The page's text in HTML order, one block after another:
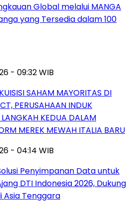
Global melalui MANGA
yang Tersedia dalam 100
- 09:32 WIB
SAHAM MAYORITAS DI
PERUSAHAAN INDUK
KEDUA DALAM
MEREK MEWAH ITALIA BARU
- 04:14 WIB
Penyimpanan Data untuk
DTI Indonesia 2026, Dukung
Asia Tenggara